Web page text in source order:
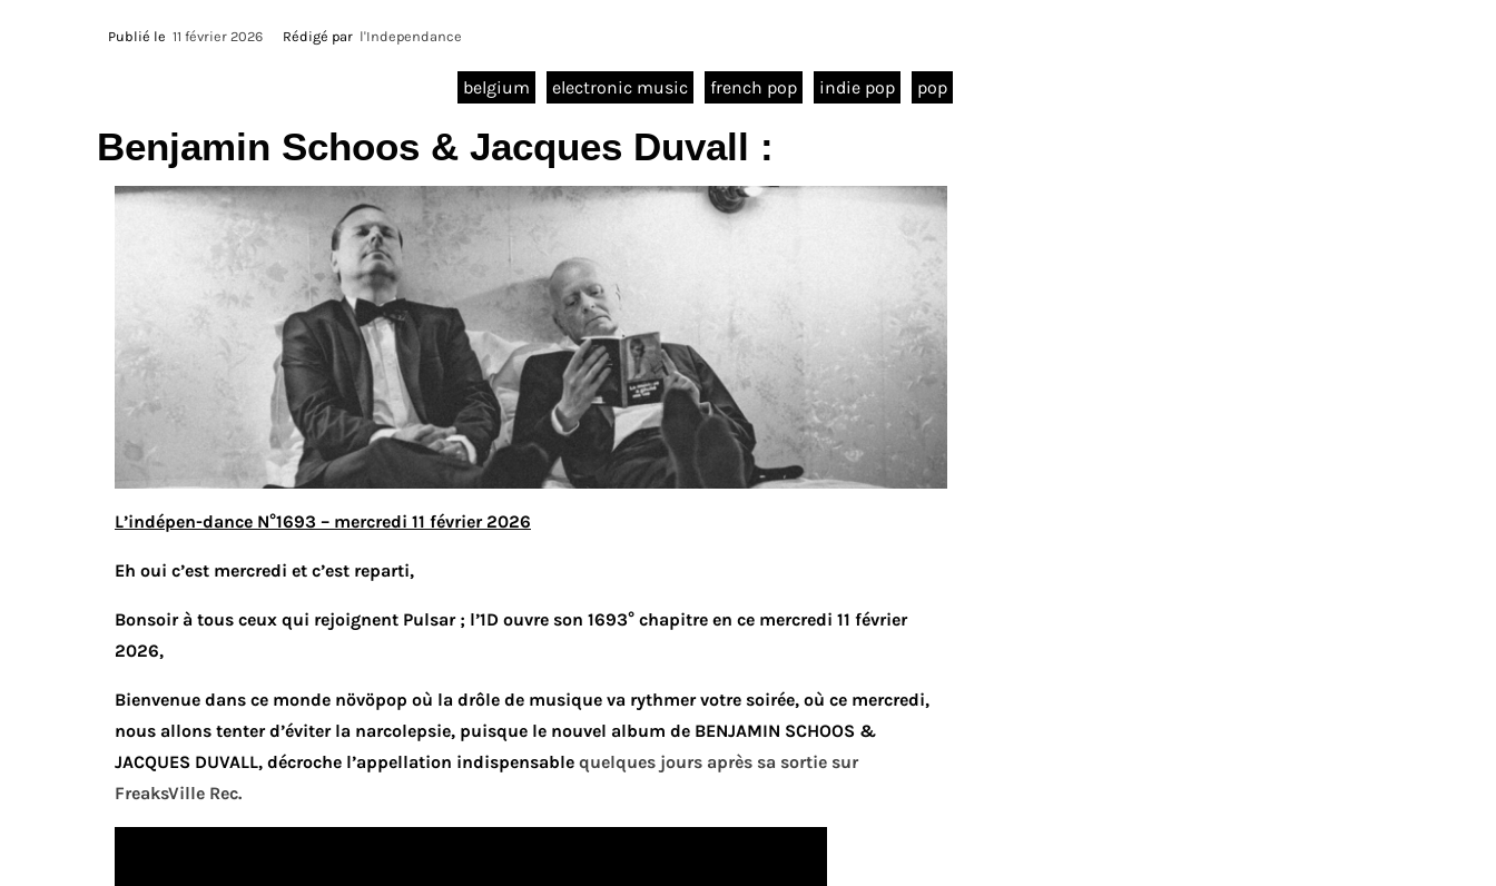
Publié le 11 février 2026 Rédigé par l'Independance
belgium electronic music french pop indie pop pop
Benjamin Schoos & Jacques Duvall :
L’indépen-dance N°1693 – mercredi 11 février 2026
Eh oui c’est mercredi et c’est reparti,
Bonsoir à tous ceux qui rejoignent Pulsar ; l’1D ouvre son 1693° chapitre en ce mercredi 11 février
2026,
Bienvenue dans ce monde növöpop où la drôle de musique va rythmer votre soirée, où ce mercredi,
nous allons tenter d’éviter la narcolepsie, puisque le nouvel album de BENJAMIN SCHOOS &
JACQUES DUVALL, décroche l’appellation indispensable quelques jours après sa sortie sur
FreaksVille Rec.